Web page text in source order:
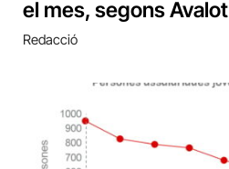
el mes, segons Avalot
Redacció